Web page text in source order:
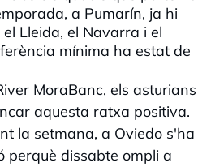
a Pumarín, ja hi
Lleida, el Navarra i el
mínima ha estat de
MoraBanc, els asturians
aquesta ratxa positiva.
la setmana, a Oviedo s'ha
perquè dissabte ompli a